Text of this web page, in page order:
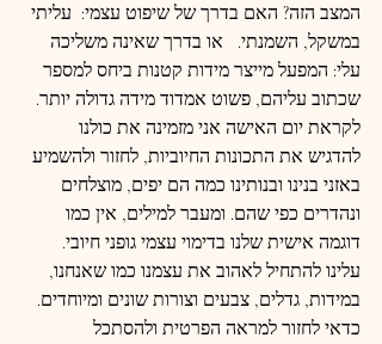
המצב הזה? האם בדרך של שיפוט עצמי:  עליתי
במשקל, השמנתי.   או בדרך שאינה משליכה
עלי: המפעל מייצר מידות קטנות ביחס למספר
שכתוב עליהם, פשוט אמדוד מידה גדולה יותר.
לקראת יום האישה אני מזמינה את כולנו
להדגיש את התכונות החיוביות, לחזור ולהשמיע
באזני בנינו ובנותינו כמה הם יפים, מוצלחים
ונהדרים כפי שהם. ומעבר למילים, אין כמו
דוגמה אישית שלנו בדימוי עצמי גופני חיובי.
עלינו להתחיל לאהוב את עצמנו כמו שאנחנו,
במידות, גדלים, צבעים וצורות שונים ומיוחדים.
כדאי לחזור למראה הפרטית ולהסתכל